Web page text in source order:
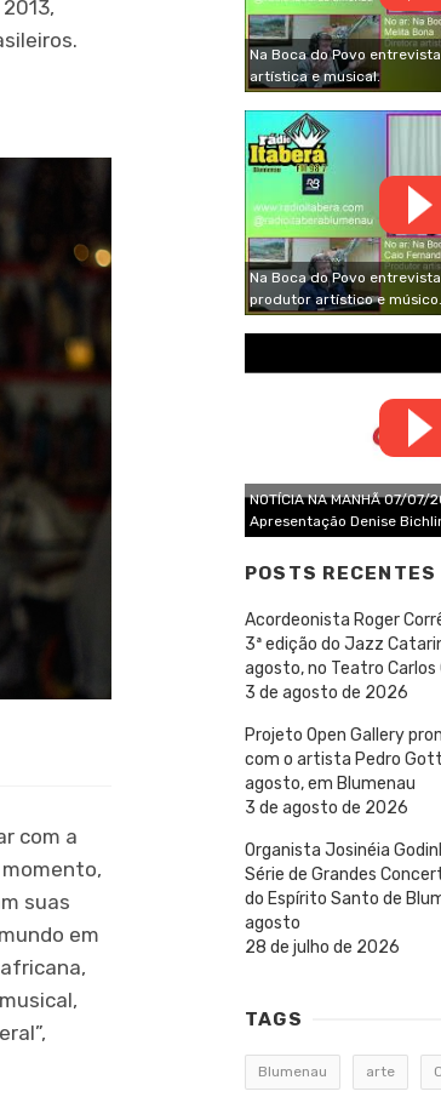
com a
momento,
suas
em
Na Boca do Povo
artística e musical.
Na Boca do Povo
produtor artístico e músico.
NOTÍCIA NA MANHÃ 07/
Apresentação Denise
POSTS RECENTES
Acordeonista Roger
3ª edição do Jazz
agosto, no Teatro Carlos
3 de agosto de 2026
Projeto Open Gallery
com o artista Pedro
agosto, em Blumenau
3 de agosto de 2026
Organista Josinéia
Série de Grandes
do Espírito Santo de
agosto
28 de julho de 2026
TAGS
Blumenau arte